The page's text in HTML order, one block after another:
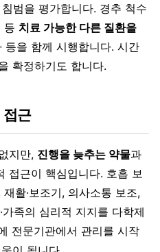
범을 평가합니다. 경추 척수
등 치료 가능한 다른 질환을
등을 함께 시행합니다. 시간
확정하기도 합니다.
근
지만, 진행을 늦추는 약물과
접근이 핵심입니다. 호흡 보
활·보조기, 의사소통 보조,
가족의 심리적 지지를 다학제
전문기관에서 관리를 시작